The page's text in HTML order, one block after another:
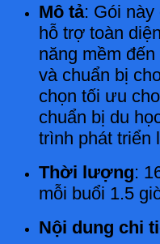
Mô tả: Gói này
hỗ trợ toàn
năng mềm
và chuẩn bị
chọn tối ưu
chuẩn bị du
trình phát triển
Thời lượng:
mỗi buổi 1.5
Nội dung chi